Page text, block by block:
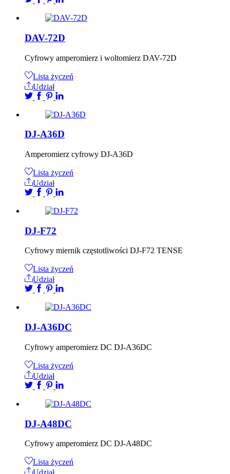
DAV-72D
Cyfrowy amperomierz i woltomierz DAV-72D
Lista życzeń
Udział
DJ-A36D
Amperomierz cyfrowy DJ-A36D
Lista życzeń
Udział
DJ-F72
Cyfrowy miernik częstotliwości DJ-F72 TENSE
Lista życzeń
Udział
DJ-A36DC
Cyfrowy amperomierz DC DJ-A36DC
Lista życzeń
Udział
DJ-A48DC
Cyfrowy amperomierz DC DJ-A48DC
Lista życzeń